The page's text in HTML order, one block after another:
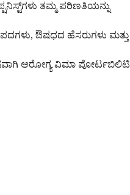
ತಮ್ಮ ಪರಿಣತಿಯನ್ನು
ಔಷಧದ ಹೆಸರುಗಳು ಮತ್ತು
ಆರೋಗ್ಯ ವಿಮಾ ಪೋರ್ಟಬಿಲಿಟಿ